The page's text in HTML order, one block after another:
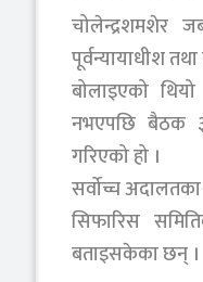
चोलेन्द्रशमशेर
पूर्वन्यायाधीश
बोलाइएको
नभएपछि बैठक
गरिएको हो ।
सर्वोच्च
सिफारिस
बताइसकेका छन् ।